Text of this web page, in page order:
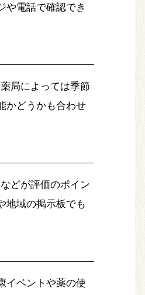
や電話で確認でき
局によっては季節
かどうかも合わせ
どが評価のポイン
地域の掲示板でも
イベントや薬の使